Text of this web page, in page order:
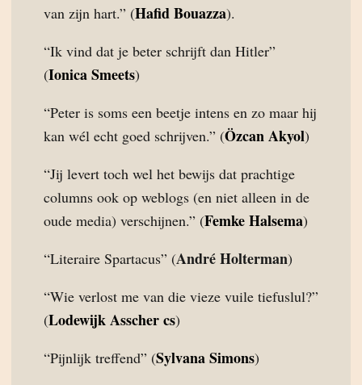
van zijn hart.” (Hafid Bouazza).
“Ik vind dat je beter schrijft dan Hitler”
(Ionica Smeets)
“Peter is soms een beetje intens en zo maar hij
kan wél echt goed schrijven.” (Özcan Akyol)
“Jij levert toch wel het bewijs dat prachtige
columns ook op weblogs (en niet alleen in de
oude media) verschijnen.” (Femke Halsema)
“Literaire Spartacus” (André Holterman)
“Wie verlost me van die vieze vuile tiefuslul?”
(Lodewijk Asscher cs)
“Pijnlijk treffend” (Sylvana Simons)